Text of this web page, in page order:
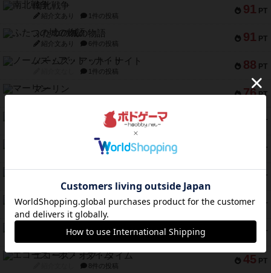
91 PT
南北戦争
紹介文あり 1件の投稿
91 PT
ふたつの城の物語
紹介文あり 6件の投稿
88 PT
ノームズ・アット・ナイト
1件の投稿
76 PT
マーリン
PT
フラットアイアン
2件の投稿
PT
トランスオリエント・エクスプレス
1件の投稿
PT
アンブッシュ！：ムーブアウト！
紹介文あり 1件の投稿
51 PT
キャプテン・フリップ：イスラ・ボンバ
紹介文なし 2件の投稿
PT
ガルフストライク
45 PT
エコーズ・オブ・タイム
8件の投稿